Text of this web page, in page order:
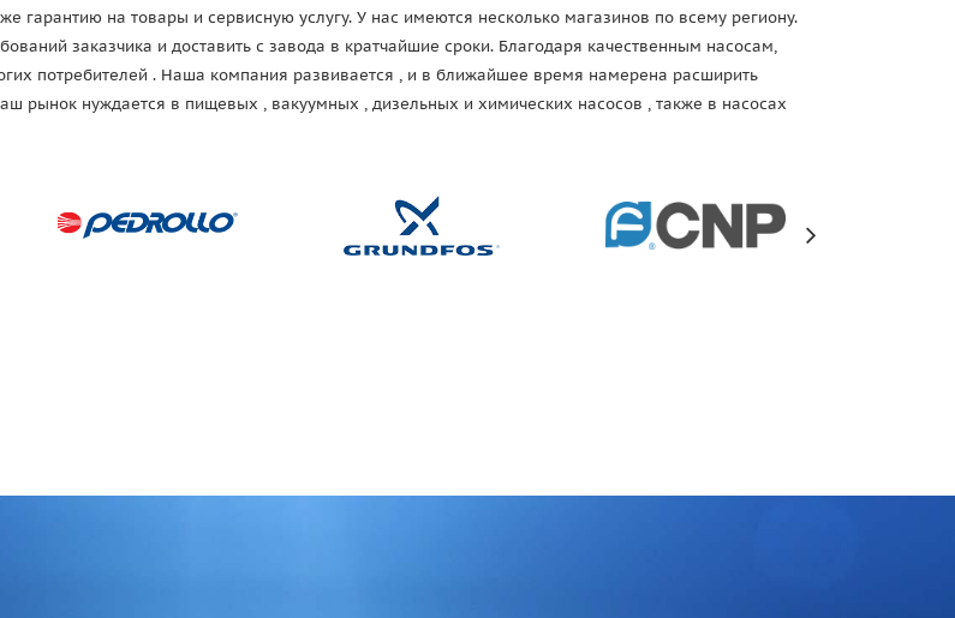
гарантию на товары и сервисную услугу. У нас имеются несколько магазинов по всему региону.
заказчика и доставить с завода в кратчайшие сроки. Благодаря качественным насосам,
потребителей . Наша компания развивается , и в ближайшее время намерена расширить
рынок нуждается в пищевых , вакуумных , дизельных и химических насосов , также в насосах